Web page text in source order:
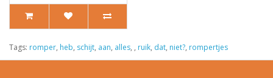
Tags: romper, heb, schijt, aan, alles, , ruik, dat, niet?, rompertjes